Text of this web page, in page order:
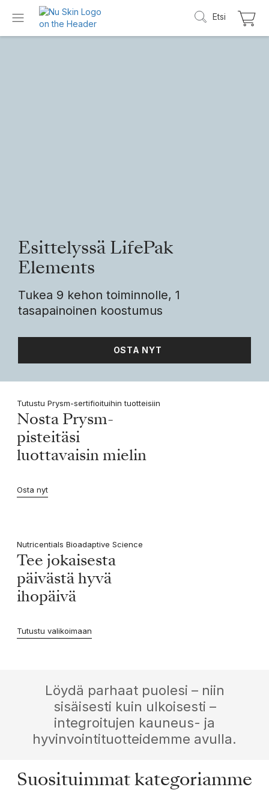
Etsi
Esittelyssä LifePak
Elements
Tukea 9 kehon toiminnolle, 1
tasapainoinen koostumus
OSTA NYT
Tutustu Prysm-sertifioituihin tuotteisiin
Nosta Prysm-
pisteitäsi
luottavaisin mielin
Osta nyt
Nutricentials Bioadaptive Science
Tee jokaisesta
päivästä hyvä
ihopäivä
Tutustu valikoimaan
Löydä parhaat puolesi – niin
sisäisesti kuin ulkoisesti –
integroitujen kauneus- ja
hyvinvointituotteidemme avulla.
Suosituimmat kategoriamme